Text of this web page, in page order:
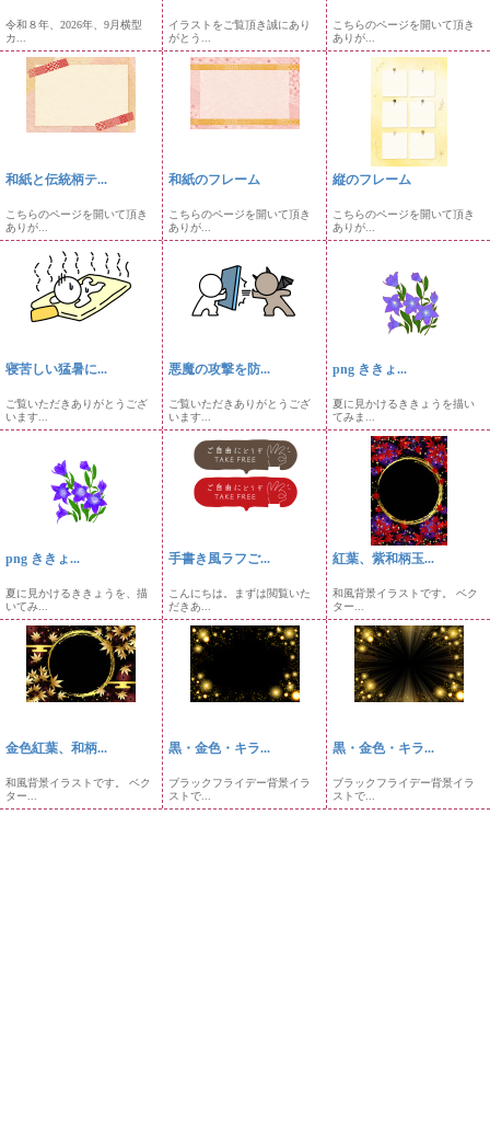
令和８年、2026年、9月横型
カ...
イラストをご覧頂き誠にあり
がとう...
こちらのページを開いて頂き
ありが...
和紙と伝統柄テ...
こちらのページを開いて頂き
ありが...
和紙のフレーム
こちらのページを開いて頂き
ありが...
縦のフレーム
こちらのページを開いて頂き
ありが...
寝苦しい猛暑に...
ご覧いただきありがとうござ
います...
悪魔の攻撃を防...
ご覧いただきありがとうござ
います...
png ききょ...
夏に見かけるききょうを描い
てみま...
png ききょ...
夏に見かけるききょうを、描
いてみ...
手書き風ラフご...
こんにちは。まずは閲覧いた
だきあ...
紅葉、紫和柄玉...
和風背景イラストです。 ベク
ター...
金色紅葉、和柄...
和風背景イラストです。 ベク
ター...
黒・金色・キラ...
ブラックフライデー背景イラ
ストで...
黒・金色・キラ...
ブラックフライデー背景イラ
ストで...